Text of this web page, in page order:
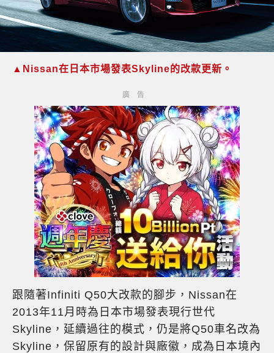
▲Nissan在日本市場發表Skyline的改款更新。
跟隨著Infiniti Q50大改款的腳步，Nissan在
2013年11月時為日本市場發表現行世代
Skyline，延續過往的模式，仍是將Q50車名改為
Skyline，保留原有的設計與廠徽，成為日本境內